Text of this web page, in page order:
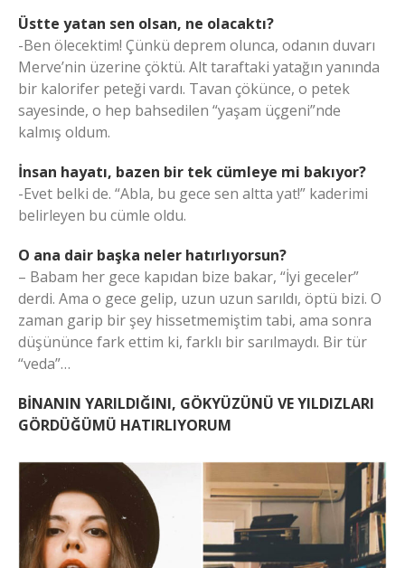
Üstte yatan sen olsan, ne olacaktı?
-Ben ölecektim! Çünkü deprem olunca, odanın duvarı
Merve’nin üzerine çöktü. Alt taraftaki yatağın yanında
bir kalorifer peteği vardı. Tavan çökünce, o petek
sayesinde, o hep bahsedilen “yaşam üçgeni”nde
kalmış oldum.
İnsan hayatı, bazen bir tek cümleye mi bakıyor?
-Evet belki de. “Abla, bu gece sen altta yat!” kaderimi
belirleyen bu cümle oldu.
O ana dair başka neler hatırlıyorsun?
– Babam her gece kapıdan bize bakar, “İyi geceler”
derdi. Ama o gece gelip, uzun uzun sarıldı, öptü bizi. O
zaman garip bir şey hissetmemiştim tabi, ama sonra
düşününce fark ettim ki, farklı bir sarılmaydı. Bir tür
“veda”…
BİNANIN YARILDIĞINI, GÖKYÜZÜNÜ VE YILDIZLARI
GÖRDÜĞÜMÜ HATIRLIYORUM